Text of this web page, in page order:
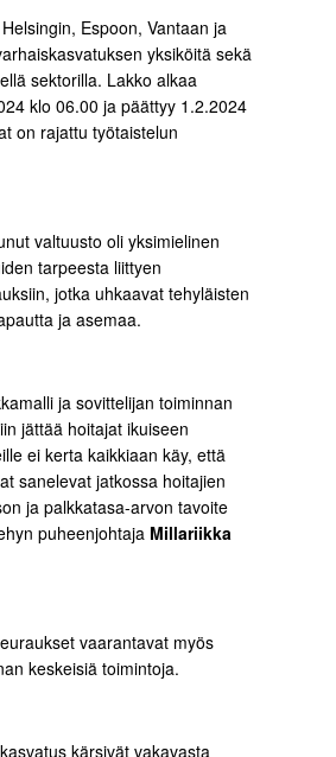
Espoon, Vantaan ja
yksiköitä sekä
sektorilla. Lakko alkaa
klo 06.00 ja päättyy 1.2.2024
on rajattu työtaistelun
valtuusto oli yksimielinen
tarpeesta liittyen
jotka uhkaavat tehyläisten
ja asemaa.
ja sovittelijan toiminnan
jättää hoitajat ikuiseen
ei kerta kaikkiaan käy, että
sanelevat jatkossa hoitajien
ja palkkatasa-arvon tavoite
puheenjohtaja Millariikka
vaarantavat myös
keskeisiä toimintoja.
kärsivät vakavasta